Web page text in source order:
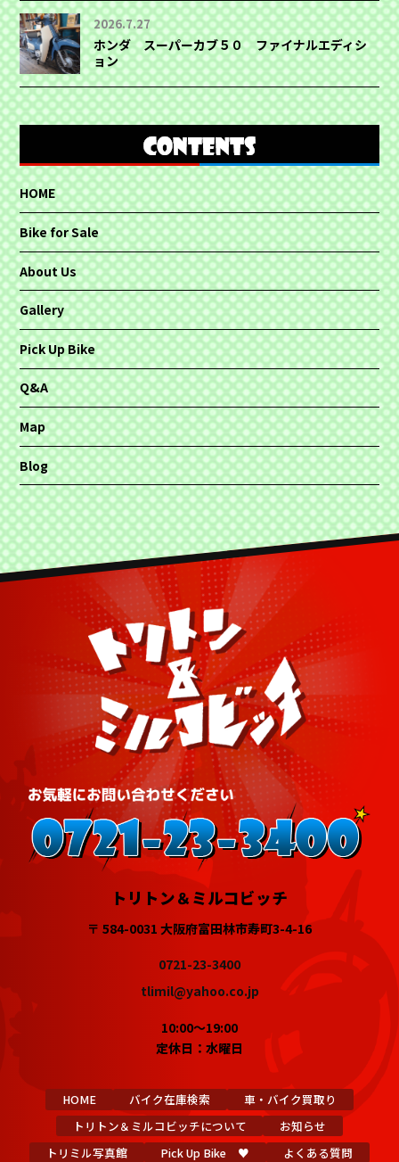
2026.7.27
ホンダ スーパーカブ５０ ファイナルエディシ
ョン
HOME
Bike for Sale
About Us
Gallery
Pick Up Bike
Q&A
Map
Blog
トリトン＆ミルコビッチ
〒 584-0031 大阪府富田林市寿町3-4-16
0721-23-3400
tlimil@yahoo.co.jp
10:00～19:00
定休日：水曜日
HOME バイク在庫検索
車・バイク買取り
トリトン＆ミルコビッチについて
お知らせ
トリミル写真館
Pick Up Bike ♥ よくある質問